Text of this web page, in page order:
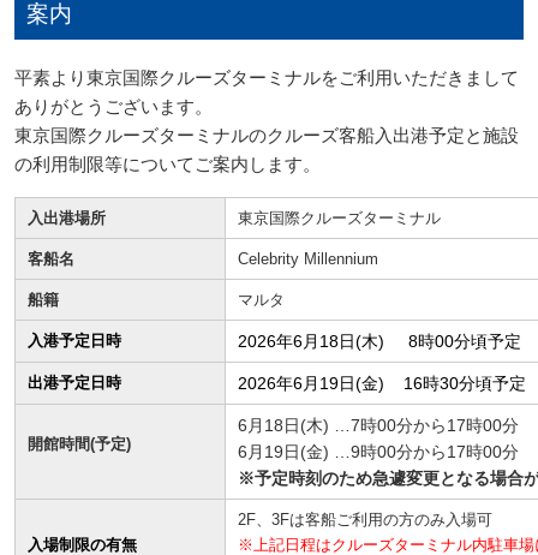
案内
平素より東京国際クルーズターミナルをご利用いただきまして
ありがとうございます。
東京国際クルーズターミナルのクルーズ客船入出港予定と施設
の利用制限等についてご案内します。
入出港場所 東京国際クルーズターミナル
客船名 Celebrity Millennium
船籍 マルタ
入港予定日時 2026年6月18日(木) 8時00分頃予定
出港予定日時 2026年6月19日(金) 16時30分頃予
開館時間(予定)
6月18日(木) …7時00分から17時00分
6月19日(金) …9時00分から17時00分
※予定時刻のため急遽変更となる場合
入場制限の有無
2F、3Fは客船ご利用の方のみ入場可
※上記日程はクルーズターミナル内駐車